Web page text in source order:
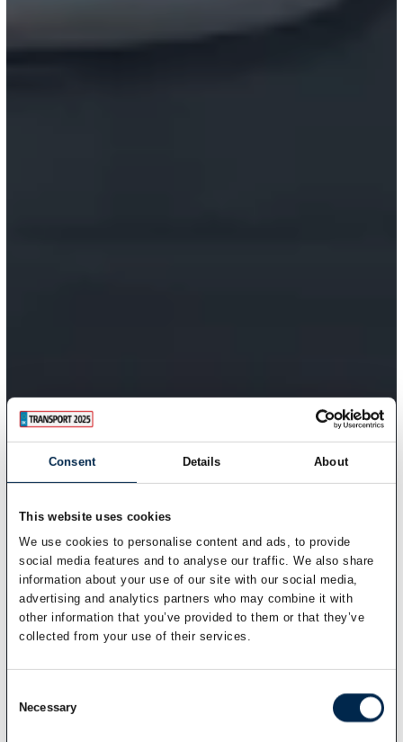
Consent Details About
This website uses cookies
We use cookies to personalise content and ads, to provide
social media features and to analyse our traffic. We also share
information about your use of our site with our social media,
advertising and analytics partners who may combine it with
other information that you’ve provided to them or that they’ve
collected from your use of their services.
Selection
Necessary